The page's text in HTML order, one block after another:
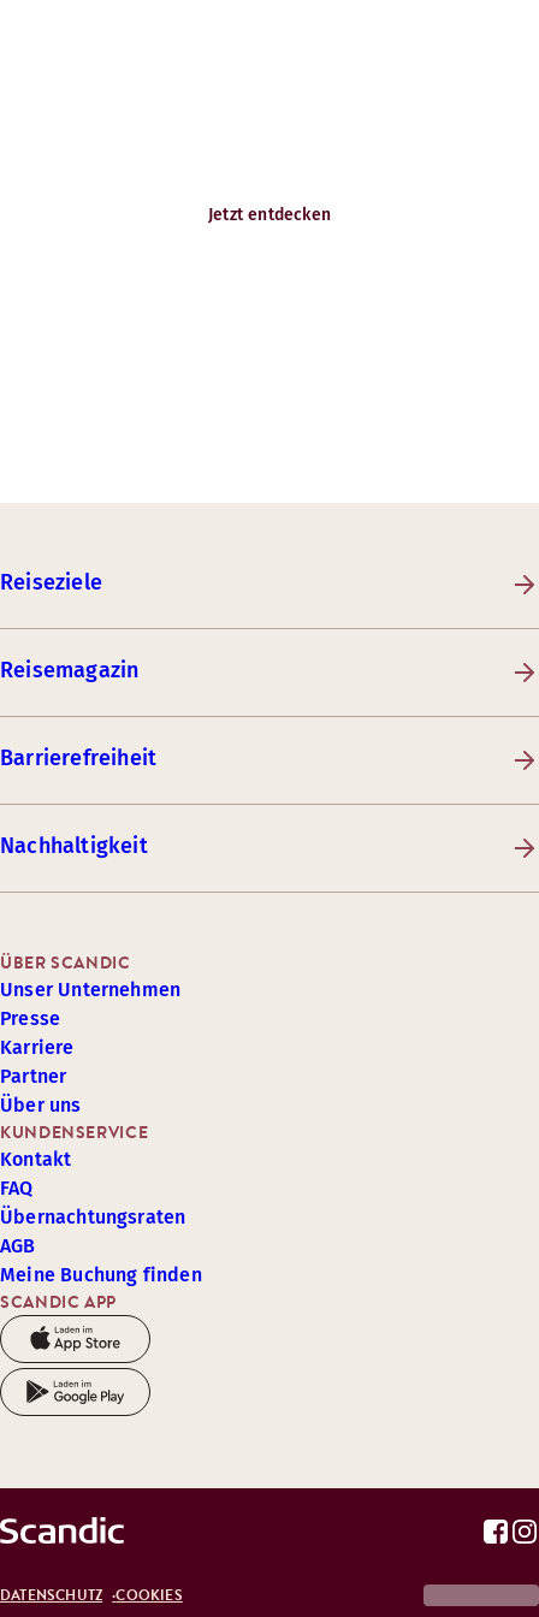
Jetzt entdecken
Reiseziele
Reisemagazin
Barrierefreiheit
Nachhaltigkeit
SCANDIC APP
KUNDENSERVICE
Kontakt
FAQ
Übernachtungsraten
AGB
Meine Buchung finden
ÜBER SCANDIC
Unser Unternehmen
Presse
Karriere
Partner
Über uns
DATENSCHUTZ COOKIES